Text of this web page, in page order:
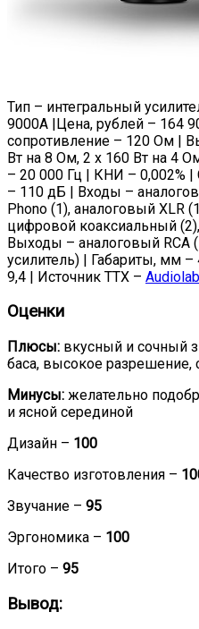
Тип – интегральный
9000A |Цена, рублей – 164
сопротивление – 120 Ом |
Вт на 8 Ом, 2 х 160 Вт на 4
– 20 000 Гц | КНИ – 0,002%
– 110 дБ | Входы –
Phono (1), аналоговый XLR
цифровой коаксиальный
Выходы – аналоговый RCA
усилитель) | Габариты, мм
9,4 | Источник ТТХ – Audiolab
Оценки
Плюсы: вкусный и сочный
баса, высокое разрешение,
Минусы: желательно
и ясной серединой
Дизайн – 100
Качество изготовления –
Звучание – 95
Эргономика – 100
Итого – 95
Вывод: